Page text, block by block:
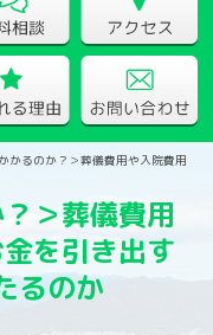
かるのか？＞葬儀費用や入院費用の
＞葬儀費用
を引き出す
るのか